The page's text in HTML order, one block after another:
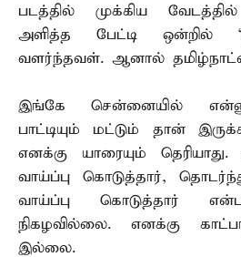
படத்தில் முக்கிய
அளித்த பேட்டி ஒன்றில்
வளர்ந்தவள். ஆனால்
இங்கே சென்னையில்
பாட்டியும் மட்டும் தான்
எனக்கு யாரையும்
வாய்ப்பு கொடுத்தார்,
வாய்ப்பு கொடுத்தார்
நிகழவில்லை. எனக்கு
இல்லை.